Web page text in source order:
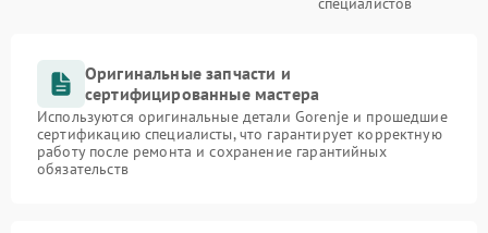
Оригинальные запчасти и
сертифицированные мастера
Используются оригинальные детали Gorenje и прошедшие
сертификацию специалисты, что гарантирует корректную
работу после ремонта и сохранение гарантийных
обязательств